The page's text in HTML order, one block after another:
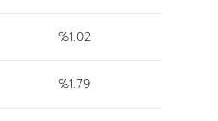
%1.02
%1.79